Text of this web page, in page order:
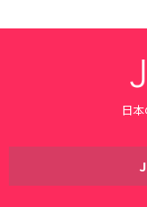
日